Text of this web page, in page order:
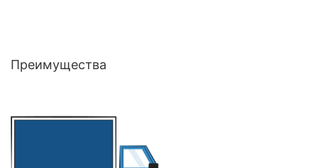
Преимущества